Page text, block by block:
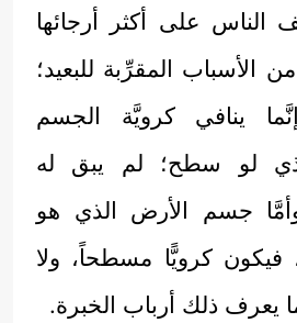
الناس على أكثر أرجائها
الأسباب المقرِّبة للبعيد؛
ينافي كرويَّة الجسم
لو سطح؛ لم يبق له
جسم الأرض الذي هو
فيكون كرويًّا مسطحاً، ولا
يعرف ذلك أرباب الخبرة.